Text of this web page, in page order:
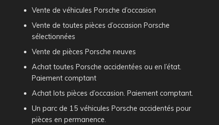
Vente de véhicules Porsche d’occasion
Vente de toutes pièces d’occasion Porsche
sélectionnées
Vente de pièces Porsche neuves
Achat toutes Porsche accidentées ou en l’état.
Paiement comptant
Achat lots pièces d’occasion. Paiement comptant.
Un parc de 15 véhicules Porsche accidentés pour
pièces en permanence.